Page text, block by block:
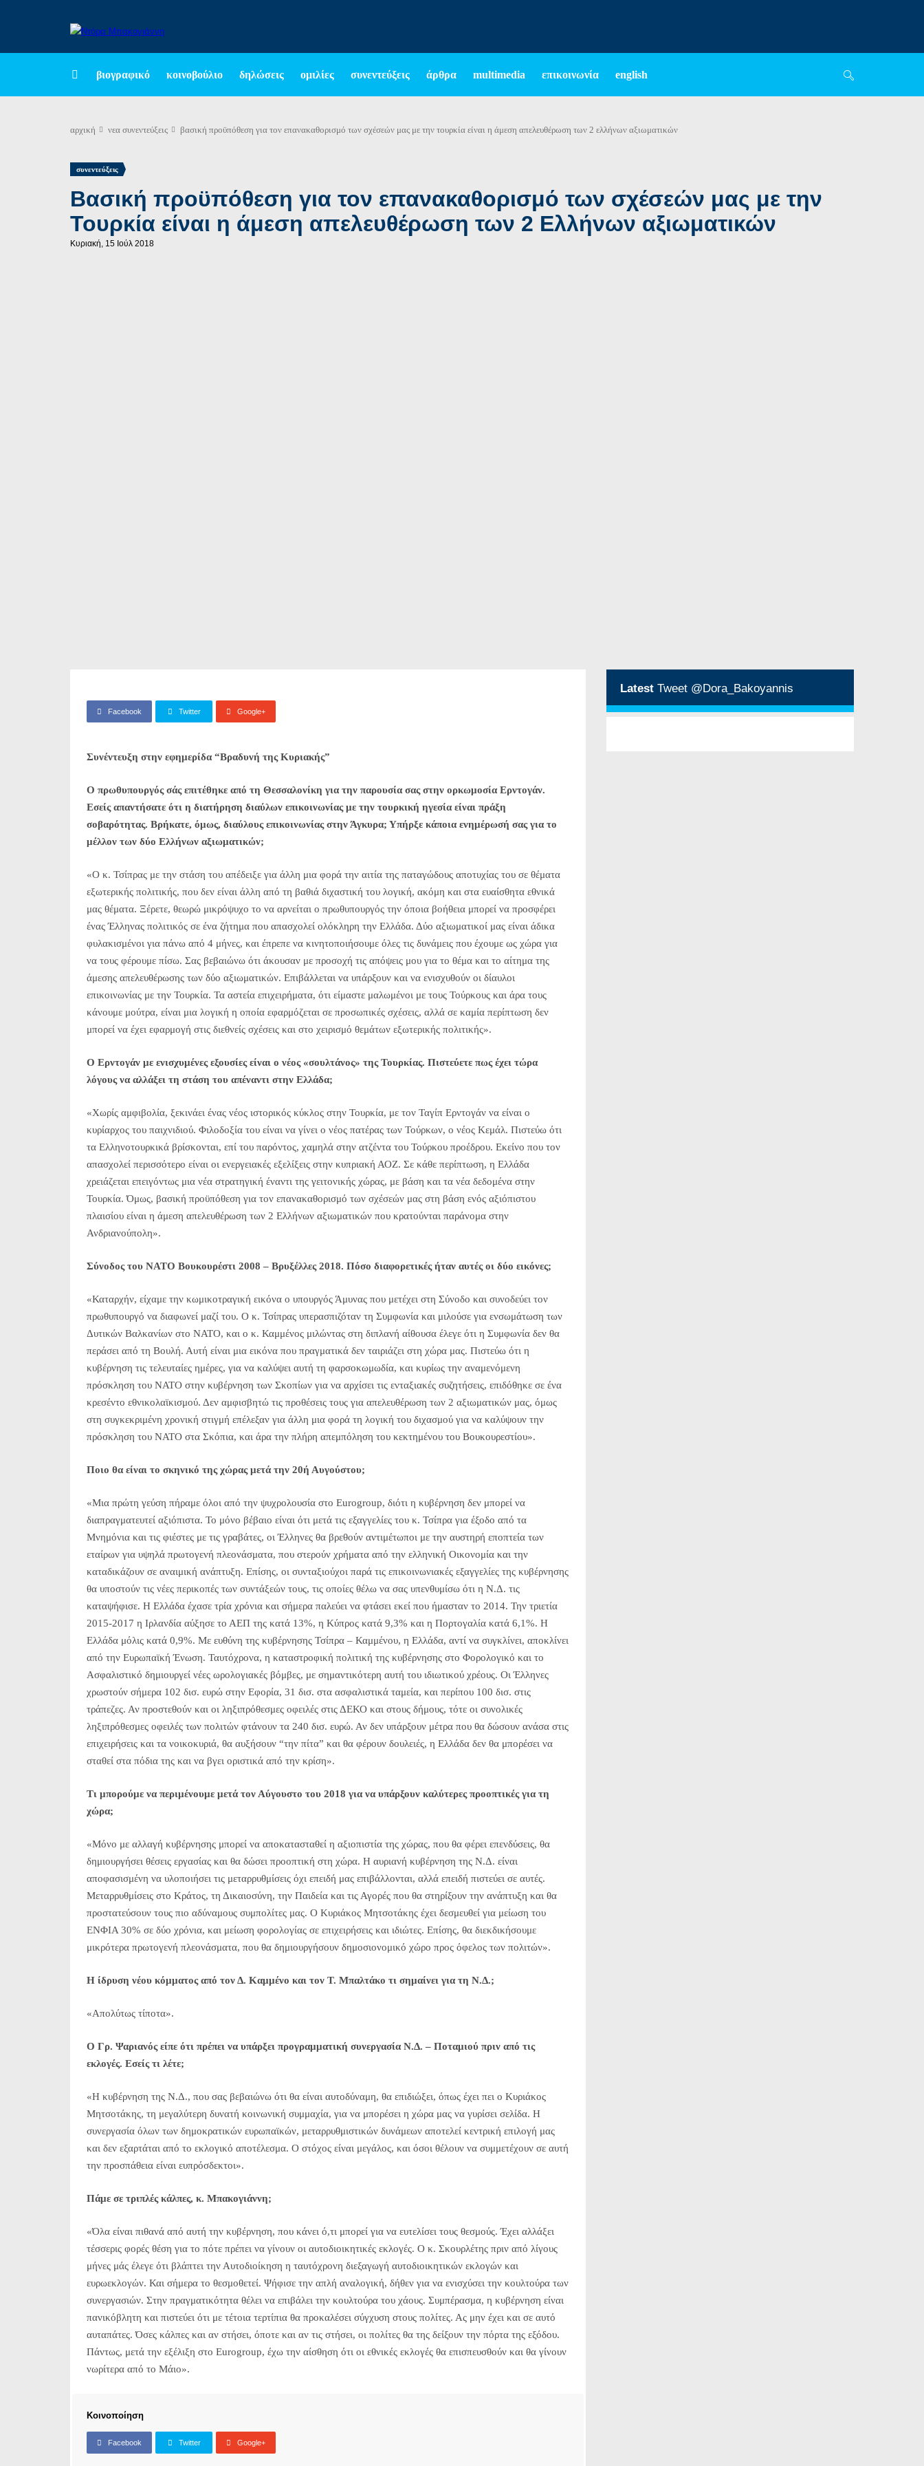
βιογραφικό κοινοβούλιο δηλώσεις ομιλίες συνεντεύξεις άρθρα multimedia επικοινωνία english
αρχική νεα συνεντεύξεις βασική προϋπόθεση για τον επανακαθορισμό των σχέσεών μας με την τουρκία είναι η άμεση απελευθέρωση των 2 ελλήνων αξιωματικών
συνεντεύξεις
Βασική προϋπόθεση για τον επανακαθορισμό των σχέσεών μας με την
Τουρκία είναι η άμεση απελευθέρωση των 2 Ελλήνων αξιωματικών
Κυριακή, 15 Ιούλ 2018
Facebook Twitter Google+
Συνέντευξη στην εφημερίδα “Βραδυνή της Κυριακής”
Ο πρωθυπουργός σάς επιτέθηκε από τη Θεσσαλονίκη για την παρουσία σας στην ορκωμοσία Ερντογάν.
Εσείς απαντήσατε ότι η διατήρηση διαύλων επικοινωνίας με την τουρκική ηγεσία είναι πράξη
σοβαρότητας. Βρήκατε, όμως, διαύλους επικοινωνίας στην Άγκυρα; Υπήρξε κάποια ενημέρωσή σας για το
μέλλον των δύο Ελλήνων αξιωματικών;
«Ο κ. Τσίπρας με την στάση του απέδειξε για άλλη μια φορά την αιτία της παταγώδους αποτυχίας του σε θέματα
εξωτερικής πολιτικής, που δεν είναι άλλη από τη βαθιά διχαστική του λογική, ακόμη και στα ευαίσθητα εθνικά
μας θέματα. Ξέρετε, θεωρώ μικρόψυχο το να αρνείται ο πρωθυπουργός την όποια βοήθεια μπορεί να προσφέρει
ένας Έλληνας πολιτικός σε ένα ζήτημα που απασχολεί ολόκληρη την Ελλάδα. Δύο αξιωματικοί μας είναι άδικα
φυλακισμένοι για πάνω από 4 μήνες, και έπρεπε να κινητοποιήσουμε όλες τις δυνάμεις που έχουμε ως χώρα για
να τους φέρουμε πίσω. Σας βεβαιώνω ότι άκουσαν με προσοχή τις απόψεις μου για το θέμα και το αίτημα της
άμεσης απελευθέρωσης των δύο αξιωματικών. Επιβάλλεται να υπάρξουν και να ενισχυθούν οι δίαυλοι
επικοινωνίας με την Τουρκία. Τα αστεία επιχειρήματα, ότι είμαστε μαλωμένοι με τους Τούρκους και άρα τους
κάνουμε μούτρα, είναι μια λογική η οποία εφαρμόζεται σε προσωπικές σχέσεις, αλλά σε καμία περίπτωση δεν
μπορεί να έχει εφαρμογή στις διεθνείς σχέσεις και στο χειρισμό θεμάτων εξωτερικής πολιτικής».
Ο Ερντογάν με ενισχυμένες εξουσίες είναι ο νέος «σουλτάνος» της Τουρκίας. Πιστεύετε πως έχει τώρα
λόγους να αλλάξει τη στάση του απέναντι στην Ελλάδα;
«Χωρίς αμφιβολία, ξεκινάει ένας νέος ιστορικός κύκλος στην Τουρκία, με τον Ταγίπ Ερντογάν να είναι ο
κυρίαρχος του παιχνιδιού. Φιλοδοξία του είναι να γίνει ο νέος πατέρας των Τούρκων, ο νέος Κεμάλ. Πιστεύω ότι
τα Ελληνοτουρκικά βρίσκονται, επί του παρόντος, χαμηλά στην ατζέντα του Τούρκου προέδρου. Εκείνο που τον
απασχολεί περισσότερο είναι οι ενεργειακές εξελίξεις στην κυπριακή ΑΟΖ. Σε κάθε περίπτωση, η Ελλάδα
χρειάζεται επειγόντως μια νέα στρατηγική έναντι της γειτονικής χώρας, με βάση και τα νέα δεδομένα στην
Τουρκία. Όμως, βασική προϋπόθεση για τον επανακαθορισμό των σχέσεών μας στη βάση ενός αξιόπιστου
πλαισίου είναι η άμεση απελευθέρωση των 2 Ελλήνων αξιωματικών που κρατούνται παράνομα στην
Ανδριανούπολη».
Σύνοδος του ΝΑΤΟ Βουκουρέστι 2008 – Βρυξέλλες 2018. Πόσο διαφορετικές ήταν αυτές οι δύο εικόνες;
«Καταρχήν, είχαμε την κωμικοτραγική εικόνα ο υπουργός Άμυνας που μετέχει στη Σύνοδο και συνοδεύει τον
πρωθυπουργό να διαφωνεί μαζί του. Ο κ. Τσίπρας υπερασπιζόταν τη Συμφωνία και μιλούσε για ενσωμάτωση των
Δυτικών Βαλκανίων στο ΝΑΤΟ, και ο κ. Καμμένος μιλώντας στη διπλανή αίθουσα έλεγε ότι η Συμφωνία δεν θα
περάσει από τη Βουλή. Αυτή είναι μια εικόνα που πραγματικά δεν ταιριάζει στη χώρα μας. Πιστεύω ότι η
κυβέρνηση τις τελευταίες ημέρες, για να καλύψει αυτή τη φαρσοκωμωδία, και κυρίως την αναμενόμενη
πρόσκληση του ΝΑΤΟ στην κυβέρνηση των Σκοπίων για να αρχίσει τις ενταξιακές συζητήσεις, επιδόθηκε σε ένα
κρεσέντο εθνικολαϊκισμού. Δεν αμφισβητώ τις προθέσεις τους για απελευθέρωση των 2 αξιωματικών μας, όμως
στη συγκεκριμένη χρονική στιγμή επέλεξαν για άλλη μια φορά τη λογική του διχασμού για να καλύψουν την
πρόσκληση του ΝΑΤΟ στα Σκόπια, και άρα την πλήρη απεμπόληση του κεκτημένου του Βουκουρεστίου».
Ποιο θα είναι το σκηνικό της χώρας μετά την 20ή Αυγούστου;
«Μια πρώτη γεύση πήραμε όλοι από την ψυχρολουσία στο Εurogroup, διότι η κυβέρνηση δεν μπορεί να
διαπραγματευτεί αξιόπιστα. Το μόνο βέβαιο είναι ότι μετά τις εξαγγελίες του κ. Τσίπρα για έξοδο από τα
Μνημόνια και τις φιέστες με τις γραβάτες, οι Έλληνες θα βρεθούν αντιμέτωποι με την αυστηρή εποπτεία των
εταίρων για υψηλά πρωτογενή πλεονάσματα, που στερούν χρήματα από την ελληνική Οικονομία και την
καταδικάζουν σε αναιμική ανάπτυξη. Επίσης, οι συνταξιούχοι παρά τις επικοινωνιακές εξαγγελίες της κυβέρνησης
θα υποστούν τις νέες περικοπές των συντάξεών τους, τις οποίες θέλω να σας υπενθυμίσω ότι η Ν.Δ. τις
καταψήφισε. Η Ελλάδα έχασε τρία χρόνια και σήμερα παλεύει να φτάσει εκεί που ήμασταν το 2014. Την τριετία
2015-2017 η Ιρλανδία αύξησε το ΑΕΠ της κατά 13%, η Κύπρος κατά 9,3% και η Πορτογαλία κατά 6,1%. Η
Ελλάδα μόλις κατά 0,9%. Με ευθύνη της κυβέρνησης Τσίπρα – Καμμένου, η Ελλάδα, αντί να συγκλίνει, αποκλίνει
από την Ευρωπαϊκή Ένωση. Ταυτόχρονα, η καταστροφική πολιτική της κυβέρνησης στο Φορολογικό και το
Ασφαλιστικό δημιουργεί νέες ωρολογιακές βόμβες, με σημαντικότερη αυτή του ιδιωτικού χρέους. Οι Έλληνες
χρωστούν σήμερα 102 δισ. ευρώ στην Εφορία, 31 δισ. στα ασφαλιστικά ταμεία, και περίπου 100 δισ. στις
τράπεζες. Αν προστεθούν και οι ληξιπρόθεσμες οφειλές στις ΔΕΚΟ και στους δήμους, τότε οι συνολικές
ληξιπρόθεσμες οφειλές των πολιτών φτάνουν τα 240 δισ. ευρώ. Αν δεν υπάρξουν μέτρα που θα δώσουν ανάσα στις
επιχειρήσεις και τα νοικοκυριά, θα αυξήσουν “την πίτα” και θα φέρουν δουλειές, η Ελλάδα δεν θα μπορέσει να
σταθεί στα πόδια της και να βγει οριστικά από την κρίση».
Τι μπορούμε να περιμένουμε μετά τον Αύγουστο του 2018 για να υπάρξουν καλύτερες προοπτικές για τη
χώρα;
«Μόνο με αλλαγή κυβέρνησης μπορεί να αποκατασταθεί η αξιοπιστία της χώρας, που θα φέρει επενδύσεις, θα
δημιουργήσει θέσεις εργασίας και θα δώσει προοπτική στη χώρα. Η αυριανή κυβέρνηση της Ν.Δ. είναι
αποφασισμένη να υλοποιήσει τις μεταρρυθμίσεις όχι επειδή μας επιβάλλονται, αλλά επειδή πιστεύει σε αυτές.
Μεταρρυθμίσεις στο Κράτος, τη Δικαιοσύνη, την Παιδεία και τις Αγορές που θα στηρίξουν την ανάπτυξη και θα
προστατεύσουν τους πιο αδύναμους συμπολίτες μας. Ο Κυριάκος Μητσοτάκης έχει δεσμευθεί για μείωση του
ΕΝΦΙΑ 30% σε δύο χρόνια, και μείωση φορολογίας σε επιχειρήσεις και ιδιώτες. Επίσης, θα διεκδικήσουμε
μικρότερα πρωτογενή πλεονάσματα, που θα δημιουργήσουν δημοσιονομικό χώρο προς όφελος των πολιτών».
Η ίδρυση νέου κόμματος από τον Δ. Καμμένο και τον Τ. Μπαλτάκο τι σημαίνει για τη Ν.Δ.;
«Απολύτως τίποτα».
Ο Γρ. Ψαριανός είπε ότι πρέπει να υπάρξει προγραμματική συνεργασία Ν.Δ. – Ποταμιού πριν από τις
εκλογές. Εσείς τι λέτε;
«H κυβέρνηση της Ν.Δ., που σας βεβαιώνω ότι θα είναι αυτοδύναμη, θα επιδιώξει, όπως έχει πει ο Κυριάκος
Μητσοτάκης, τη μεγαλύτερη δυνατή κοινωνική συμμαχία, για να μπορέσει η χώρα μας να γυρίσει σελίδα. Η
συνεργασία όλων των δημοκρατικών ευρωπαϊκών, μεταρρυθμιστικών δυνάμεων αποτελεί κεντρική επιλογή μας
και δεν εξαρτάται από το εκλογικό αποτέλεσμα. Ο στόχος είναι μεγάλος, και όσοι θέλουν να συμμετέχουν σε αυτή
την προσπάθεια είναι ευπρόσδεκτοι».
Πάμε σε τριπλές κάλπες, κ. Μπακογιάννη;
«Όλα είναι πιθανά από αυτή την κυβέρνηση, που κάνει ό,τι μπορεί για να ευτελίσει τους θεσμούς. Έχει αλλάξει
τέσσερις φορές θέση για το πότε πρέπει να γίνουν οι αυτοδιοικητικές εκλογές. Ο κ. Σκουρλέτης πριν από λίγους
μήνες μάς έλεγε ότι βλάπτει την Αυτοδιοίκηση η ταυτόχρονη διεξαγωγή αυτοδιοικητικών εκλογών και
ευρωεκλογών. Και σήμερα το θεσμοθετεί. Ψήφισε την απλή αναλογική, δήθεν για να ενισχύσει την κουλτούρα των
συνεργασιών. Στην πραγματικότητα θέλει να επιβάλει την κουλτούρα του χάους. Συμπέρασμα, η κυβέρνηση είναι
πανικόβλητη και πιστεύει ότι με τέτοια τερτίπια θα προκαλέσει σύγχυση στους πολίτες. Ας μην έχει και σε αυτό
αυταπάτες. Όσες κάλπες και αν στήσει, όποτε και αν τις στήσει, οι πολίτες θα της δείξουν την πόρτα της εξόδου.
Πάντως, μετά την εξέλιξη στο Εurogroup, έχω την αίσθηση ότι οι εθνικές εκλογές θα επισπευσθούν και θα γίνουν
νωρίτερα από το Μάιο».
Κοινοποίηση
Facebook Twitter Google+
Latest Tweet @Dora_Bakoyannis